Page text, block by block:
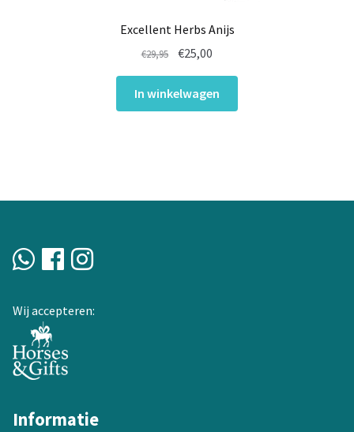
Excellent Herbs Anijs
€29,95
Oorspronkelijke
prijs
was:
€29,95.
€25,00
prijs
is:
€25,00.
In winkelwagen
Wij accepteren:
Informatie